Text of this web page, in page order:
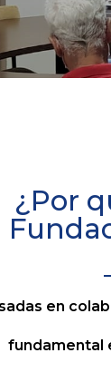
¿Por
en
fundamental